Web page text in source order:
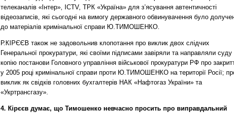
телеканалів «Інтер», ICTV, ТРК «Україна» для з’ясування автентичності
відеозаписів, які сьогодні на вимогу державного обвинувачення було
до матеріалів кримінальної справи Ю.ТИМОШЕНКО.
Р.КІРЄЄВ також не задовольнив клопотання про виклик двох слідчих
Генеральної прокуратури, які своїми підписами завіряли та направляли суду
копію постанови Головного управління військової прокуратури РФ про
у 2005 році кримінальної справи проти Ю.ТИМОШЕНКО на території Росії;
виклик як свідків головних бухгалтерів НАК «Нафтогаз України» та
«Укртрансгазу».
4. Кірєєв думає, що Тимошенко невчасно просить про виправдальний